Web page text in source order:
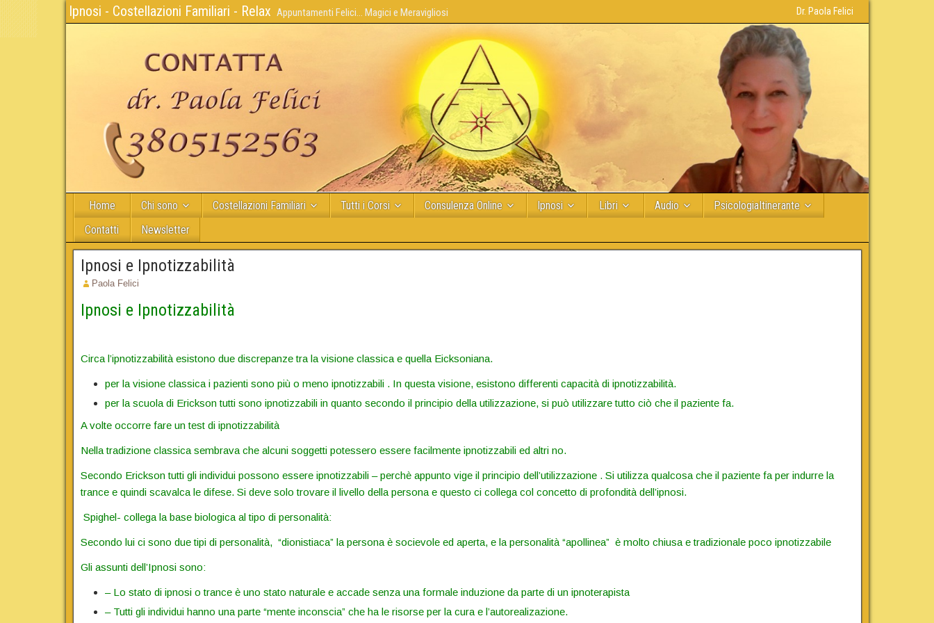
Ipnosi - Costellazioni Familiari - Relax Appuntamenti Felici... Magici e Meravigliosi Dr. Paola Felici
Home Chi sono Costellazioni Familiari Tutti i Corsi Consulenza Online Ipnosi Libri Audio
PsicologiaItinerante
Contatti
Newsletter
Ipnosi e Ipnotizzabilità
Paola Felici
Ipnosi e Ipnotizzabilità
Circa l’ipnotizzabilità esistono due discrepanze tra la visione classica e quella Eicksoniana.
per la visione classica i pazienti sono più o meno ipnotizzabili . In questa visione, esistono differenti capacità di ipnotizzabilità.
per la scuola di Erickson tutti sono ipnotizzabili in quanto secondo il principio della utilizzazione, si può utilizzare tutto ciò che il paziente fa.
A volte occorre fare un test di ipnotizzabilità
Nella tradizione classica sembrava che alcuni soggetti potessero essere facilmente ipnotizzabili ed altri no.
Secondo Erickson tutti gli individui possono essere ipnotizzabili – perchè appunto vige il principio dell’utilizzazione . Si utilizza qualcosa che il paziente fa per indurre la
trance e quindi scavalca le difese. Si deve solo trovare il livello della persona e questo ci collega col concetto di profondità dell’ipnosi.
Spighel- collega la base biologica al tipo di personalità:
Secondo lui ci sono due tipi di personalità, “dionistiaca” la persona è socievole ed aperta, e la personalità “apollinea” è molto chiusa e tradizionale poco ipnotizzabile
Gli assunti dell’Ipnosi sono:
– Lo stato di ipnosi o trance è uno stato naturale e accade senza una formale induzione da parte di un ipnoterapista
– Tutti gli individui hanno una parte “mente inconscia” che ha le risorse per la cura e l’autorealizazione.